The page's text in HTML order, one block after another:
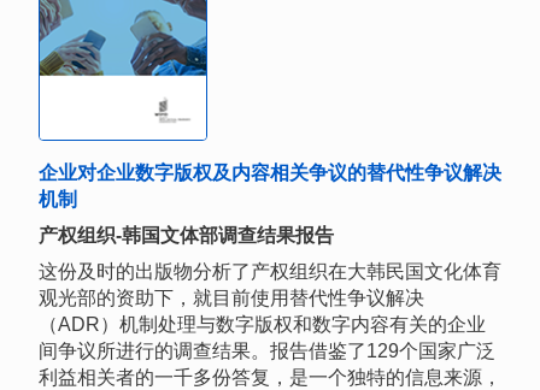
企业对企业数字版权及内容相关争议的替代性争议解决
机制
产权组织-韩国文体部调查结果报告
这份及时的出版物分析了产权组织在大韩民国文化体育
观光部的资助下，就目前使用替代性争议解决
（ADR）机制处理与数字版权和数字内容有关的企业
间争议所进行的调查结果。报告借鉴了129个国家广泛
利益相关者的一千多份答复，是一个独特的信息来源，